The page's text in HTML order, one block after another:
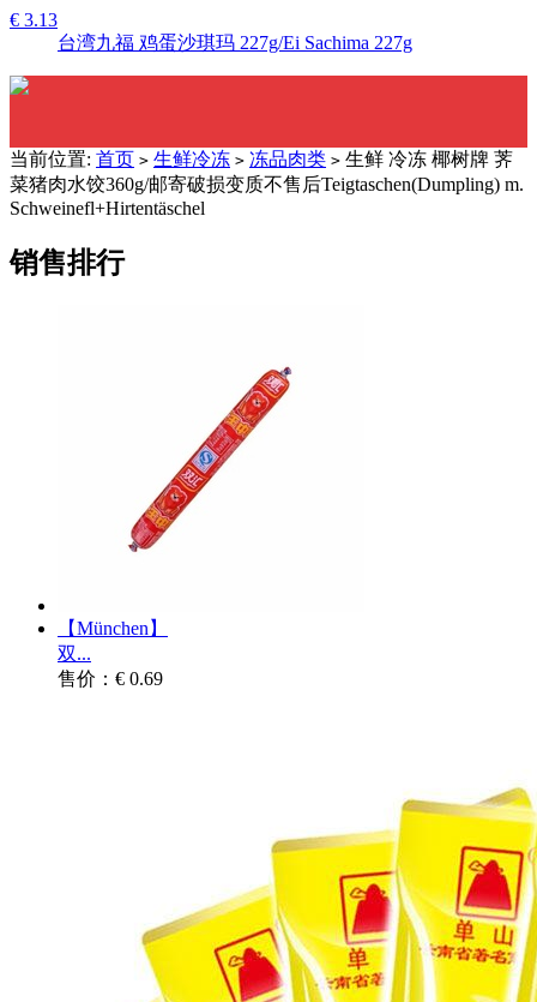
€ 3.13
台湾九福 鸡蛋沙琪玛 227g/Ei Sachima 227g
当前位置: 首页 > 生鲜冷冻 > 冻品肉类 > 生鲜 冷冻 椰树牌 荠
菜猪肉水饺360g/邮寄破损变质不售后Teigtaschen(Dumpling) m.
Schweinefl+Hirtentäschel
销售排行
【München】
双...
售价：€ 0.69